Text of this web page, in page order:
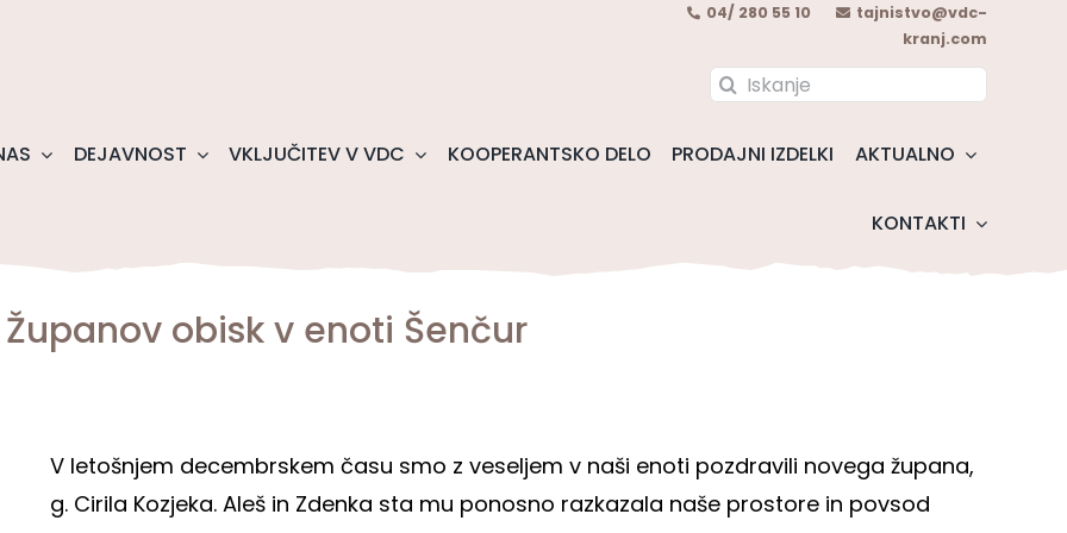
04/ 280 55 10
tajnistvo@vdc-
kranj.com
Search
DEJAVNOST VKLJUČITEV V VDC KOOPERANTSKO DELO PRODAJNI IZDELKI AKTUALNO
KONTAKTI
Županov obisk v enoti Šenčur
V letošnjem decembrskem času smo z veseljem v naši enoti pozdravili novega župana,
g. Cirila Kozjeka. Aleš in Zdenka sta mu ponosno razkazala naše prostore in povsod